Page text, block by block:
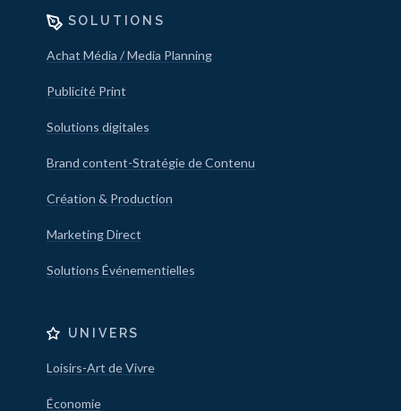
SOLUTIONS
Achat Média / Media Planning
Publicité Print
Solutions digitales
Brand content-Stratégie de Contenu
Création & Production
Marketing Direct
Solutions Événementielles
UNIVERS
Loisirs-Art de Vivre
Économie